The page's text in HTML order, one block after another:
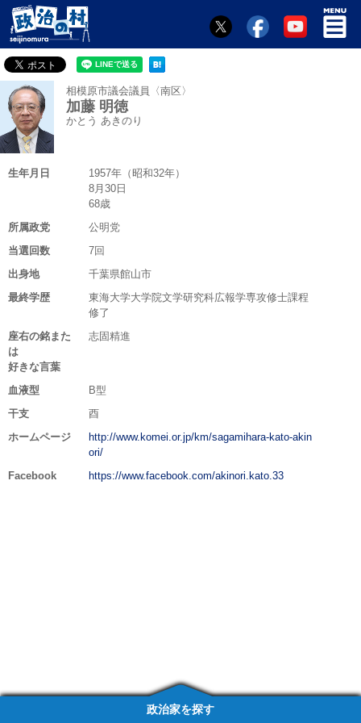
相模原市議会議員〈南区〉
加藤 明徳
かとう あきのり
生年月日
1957年（昭和32年）
8月30日
68歳
所属政党
公明党
当選回数
7回
出身地
千葉県館山市
最終学歴
東海大学大学院文学研究科広報学専攻修士課程
修了
座右の銘また
は
好きな言葉
志固精進
血液型
B型
干支
酉
ホームページ
http://www.komei.or.jp/km/sagamihara-kato-akin
ori/
Facebook
https://www.facebook.com/akinori.kato.33
政治家を探す